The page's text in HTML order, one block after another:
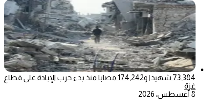
73,384 شهيدا و174,242 مصابا منذ بدء حرب الإبادة على قطاع
غزة
8 أغسطس، 2026